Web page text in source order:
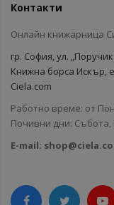
Контакти
Онлайн книжарница
гр. София, ул.
Книжна борса Искър,
Ciela.com
Работно време: от
Почивни дни:
E-mail: